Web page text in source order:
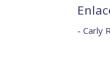
- Carly